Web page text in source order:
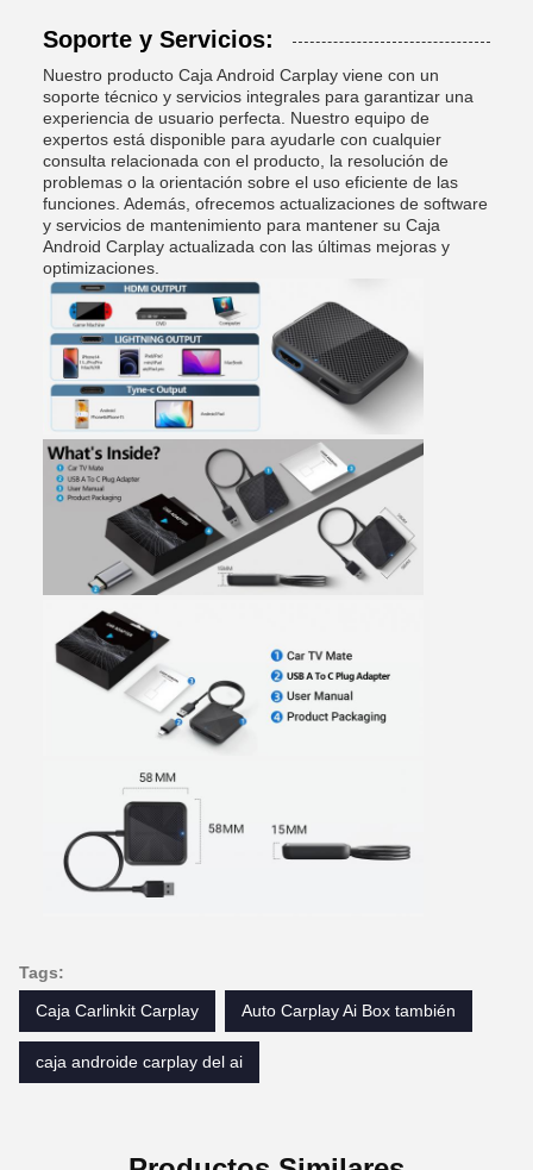
Soporte y Servicios:
Nuestro producto Caja Android Carplay viene con un
soporte técnico y servicios integrales para garantizar una
experiencia de usuario perfecta. Nuestro equipo de
expertos está disponible para ayudarle con cualquier
consulta relacionada con el producto, la resolución de
problemas o la orientación sobre el uso eficiente de las
funciones. Además, ofrecemos actualizaciones de software
y servicios de mantenimiento para mantener su Caja
Android Carplay actualizada con las últimas mejoras y
optimizaciones.
Tags:
Caja Carlinkit Carplay
Auto Carplay Ai Box también
caja androide carplay del ai